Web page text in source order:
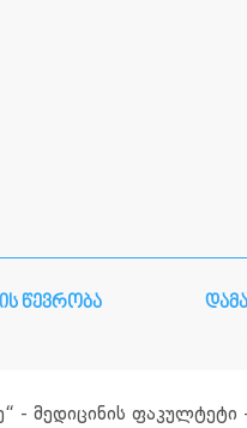
წევრობა
- მედიცინის